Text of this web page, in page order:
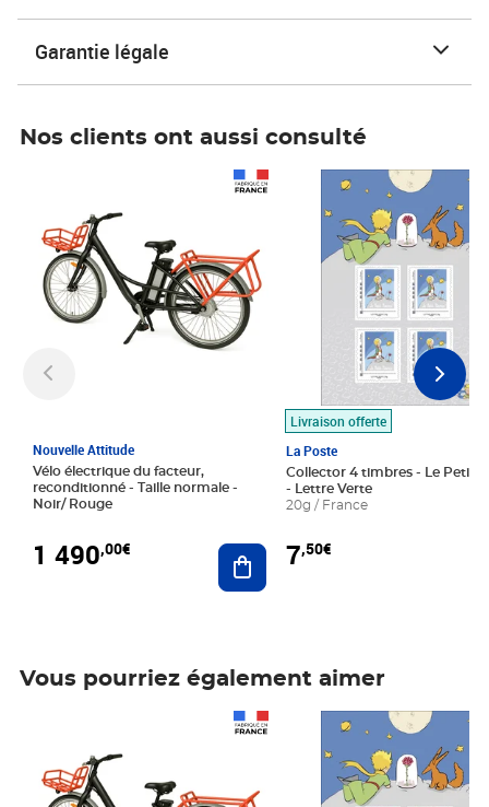
Garantie légale
Nos clients ont aussi consulté
Nouvelle Attitude
Vélo électrique du facteur,
reconditionné - Taille normale -
Noir/ Rouge
1 490,00€ Ajouter au panier
Livraison offerte
La Poste
Collector 4 timbres - Le Petit
- Lettre Verte
20g / France
7,50€
Prix 7,50€
Vous pourriez également aimer
Prix 7,50€